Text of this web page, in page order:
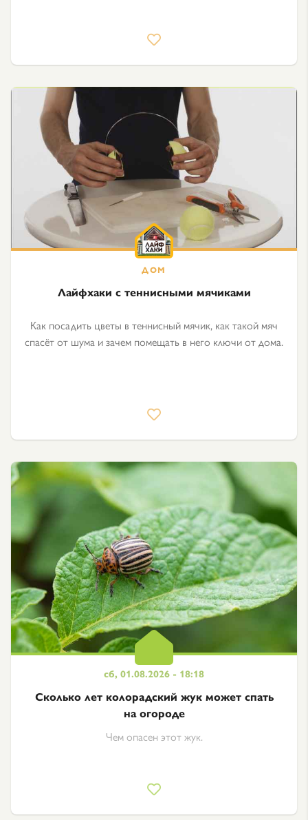
Лайфхаки с теннисными мячиками
Как посадить цветы в теннисный мячик, как такой мяч
спасёт от шума и зачем помещать в него ключи от дома.
сб, 01.08.2026 - 18:18
Сколько лет колорадский жук может спать
на огороде
Чем опасен этот жук.